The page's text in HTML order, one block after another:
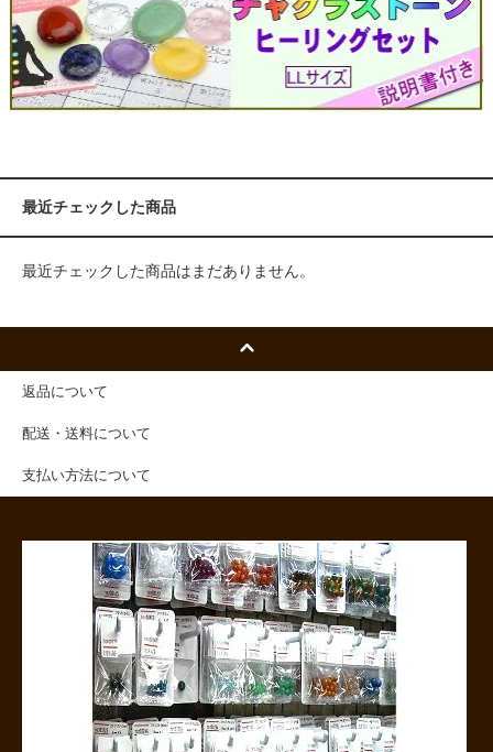
最近チェックした商品
最近チェックした商品はまだありません。
返品について
配送・送料について
支払い方法について